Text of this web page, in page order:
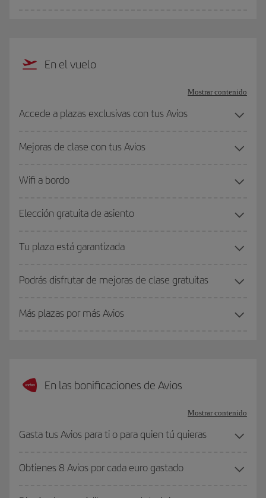
En el vuelo
Mostrar contenido
Accede a plazas exclusivas con tus Avios
Mejoras de clase con tus Avios
Wifi a bordo
Elección gratuita de asiento
Tu plaza está garantizada
Podrás disfrutar de mejoras de clase gratuitas
Más plazas por más Avios
En las bonificaciones de Avios
Mostrar contenido
Gasta tus Avios para ti o para quien tú quieras
Obtienes 8 Avios por cada euro gastado